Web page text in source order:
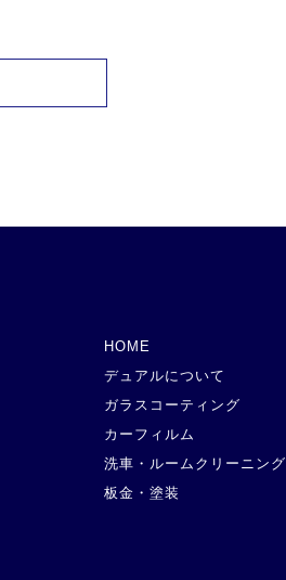
HOME
デュアルについて
ガラスコーティング
カーフィルム
洗車・ルームクリーニング
板金・塗装